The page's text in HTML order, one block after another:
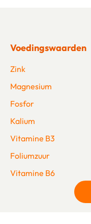
Voedingswaarden
Zink
Magnesium
Fosfor
Kalium
Vitamine B3
Foliumzuur
Vitamine B6